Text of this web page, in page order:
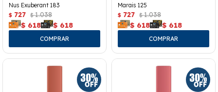
Nus Exuberant 183
$ 727 $ 1.038
$ 618 $ 618
Marais 125
$ 727 $ 1.038
$ 618 $ 618